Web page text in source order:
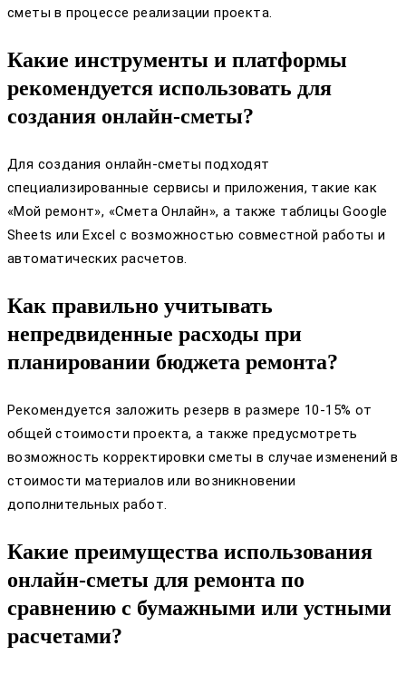
сметы в процессе реализации проекта.
Какие инструменты и платформы
рекомендуется использовать для
создания онлайн-сметы?
Для создания онлайн-сметы подходят
специализированные сервисы и приложения, такие как
«Мой ремонт», «Смета Онлайн», а также таблицы Google
Sheets или Excel с возможностью совместной работы и
автоматических расчетов.
Как правильно учитывать
непредвиденные расходы при
планировании бюджета ремонта?
Рекомендуется заложить резерв в размере 10-15% от
общей стоимости проекта, а также предусмотреть
возможность корректировки сметы в случае изменений в
стоимости материалов или возникновении
дополнительных работ.
Какие преимущества использования
онлайн-сметы для ремонта по
сравнению с бумажными или устными
расчетами?